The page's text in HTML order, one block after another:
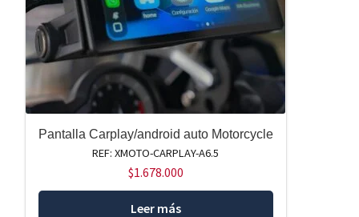
Pantalla Carplay/android auto Motorcycle
REF: XMOTO-CARPLAY-A6.5
$1.678.000
Leer más